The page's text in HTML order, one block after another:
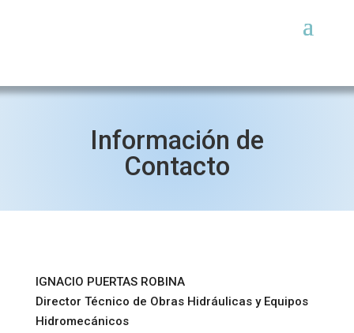
Información de
Contacto
IGNACIO PUERTAS ROBINA
Director Técnico de Obras Hidráulicas y Equipos
Hidromecánicos